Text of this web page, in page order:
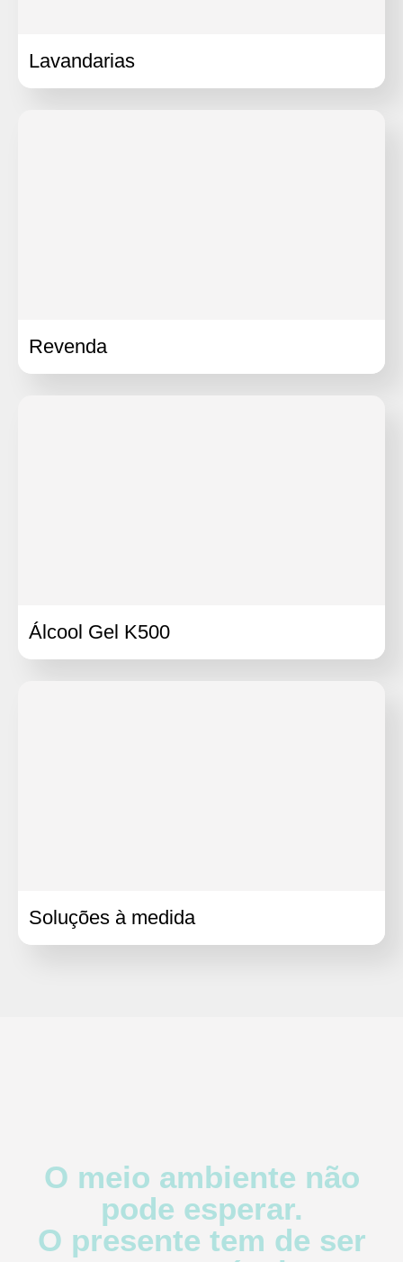
Lavandarias
Revenda
Álcool Gel K500
Soluções à medida
O meio ambiente não
pode esperar.
O presente tem de ser